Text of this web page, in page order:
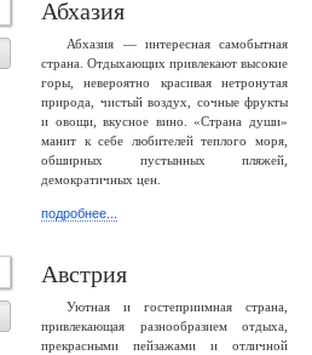
Абхазия
Абхазия — интересная самобытная
страна. Отдыхающих привлекают высокие
горы, невероятно красивая нетронутая
природа, чистый воздух, сочные фрукты
и овощи, вкусное вино. «Страна души»
манит к себе любителей теплого моря,
обширных пустынных пляжей,
демократичных цен.
подробнее...
Австрия
Уютная и гостеприимная страна,
привлекающая разнообразием отдыха,
прекрасными пейзажами и отличной